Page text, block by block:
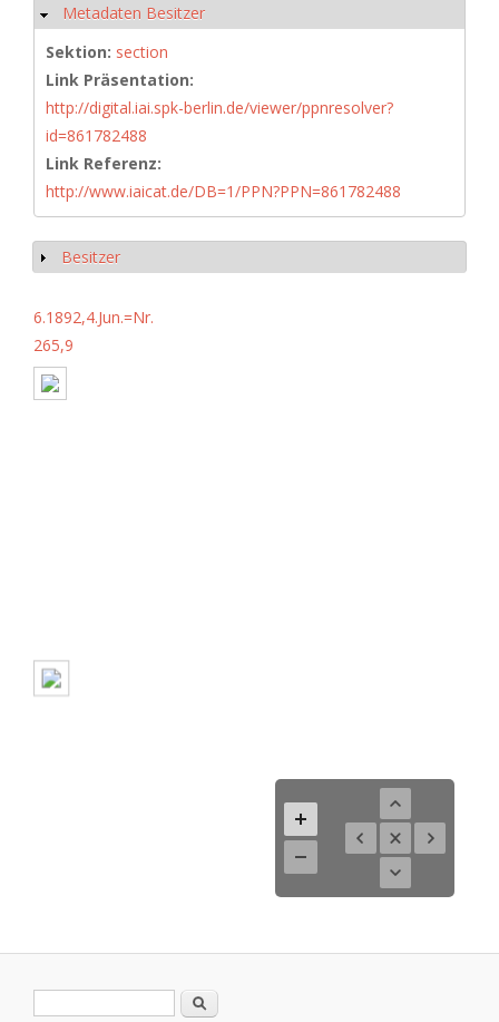
Ausblenden
Metadaten Besitzer
Sektion: section
Link Präsentation:
http://digital.iai.spk-berlin.de/viewer/ppnresolver?
id=861782488
Link Referenz:
http://www.iaicat.de/DB=1/PPN?PPN=861782488
Anzeigen
Besitzer
6.1892,4.Jun.=Nr.
265,9
Suche